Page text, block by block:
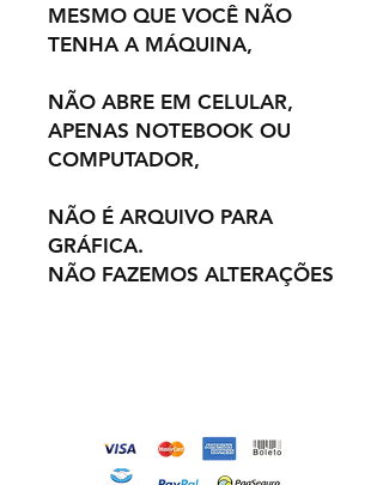
MESMO QUE VOCÊ NÃO
TENHA A MÁQUINA,
NÃO ABRE EM CELULAR,
APENAS NOTEBOOK OU
COMPUTADOR,
NÃO É ARQUIVO PARA
GRÁFICA.
NÃO FAZEMOS ALTERAÇÕES